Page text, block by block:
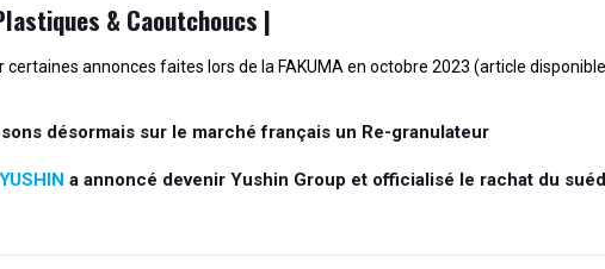
& Caoutchoucs |
annonces faites lors de la FAKUMA en octobre 2023 (article
désormais sur le marché français un Re-granulateur
YUSHIN a annoncé devenir Yushin Group et officialisé le rachat du